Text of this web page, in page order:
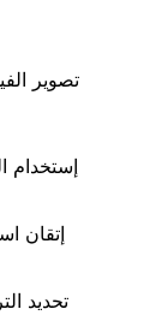
تصوير
إستخدام
إتقان
تحديد